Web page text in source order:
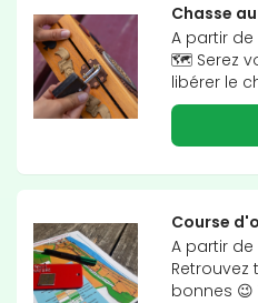
Chasse
A partir de
🗺️ Serez
libérer le
Course
A partir de
Retrouvez
bonnes 😉